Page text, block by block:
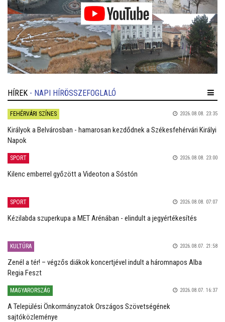
HÍREK - NAPI HÍRÖSSZEFOGLALÓ
FEHÉRVÁRI SZÍNES 2026.08.08. 23:35
Királyok a Belvárosban - hamarosan kezdődnek a Székesfehérvári Királyi
Napok
SPORT 2026.08.08. 23:00
Kilenc emberrel győzött a Videoton a Sóstón
SPORT 2026.08.08. 07:07
Kézilabda szuperkupa a MET Arénában - elindult a jegyértékesítés
KULTÚRA 2026.08.07. 21:58
Zenél a tér! – végzős diákok koncertjével indult a háromnapos Alba
Regia Feszt
MAGYARORSZÁG 2026.08.07. 16:37
A Települési Önkormányzatok Országos Szövetségének
sajtóközleménye